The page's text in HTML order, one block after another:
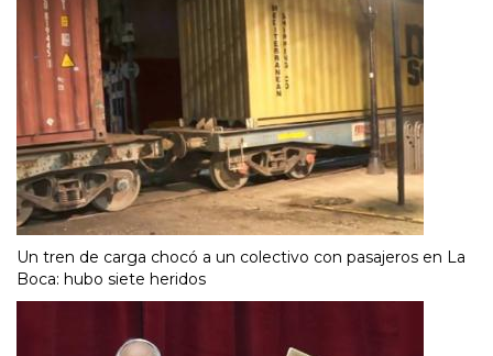
Un tren de carga chocó a un colectivo con pasajeros en La
Boca: hubo siete heridos